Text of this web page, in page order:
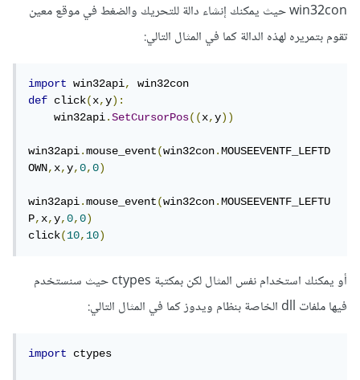
win32con حيث يمكنك إنشاء دالة للتحريك والضغط في موقع معين
تقوم بتمريره لهذه الدالة كما في المثال التالي:
import win32api,
def click(x,y):
    win32api
.SetCursorPos((x,y))
win32api.mouse_event(win32con.MOUSEEVENTF_LEFTD
OWN,x,y,0,0)
win32api.mouse_event(win32con.MOUSEEVENTF_LEFTU
P,x,y,0,0)
click(10,10)
أو يمكنك استخدام نفس المثال لكن بمكتبة ctypes حيث سنستخدم
فيها ملفات dll الخاصة بنظام ويدوز كما في المثال التالي:
import ctypes